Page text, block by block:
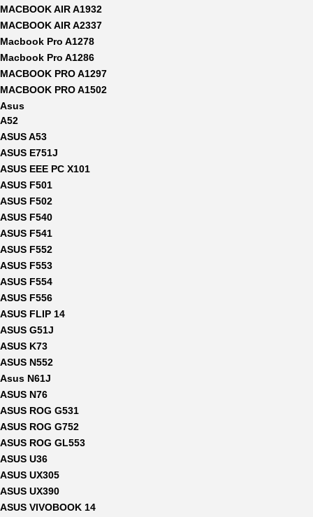
MACBOOK AIR A1932
MACBOOK AIR A2337
Macbook Pro A1278
Macbook Pro A1286
MACBOOK PRO A1297
MACBOOK PRO A1502
Asus
A52
ASUS A53
ASUS E751J
ASUS EEE PC X101
ASUS F501
ASUS F502
ASUS F540
ASUS F541
ASUS F552
ASUS F553
ASUS F554
ASUS F556
ASUS FLIP 14
ASUS G51J
ASUS K73
ASUS N552
Asus N61J
ASUS N76
ASUS ROG G531
ASUS ROG G752
ASUS ROG GL553
ASUS U36
ASUS UX305
ASUS UX390
ASUS VIVOBOOK 14